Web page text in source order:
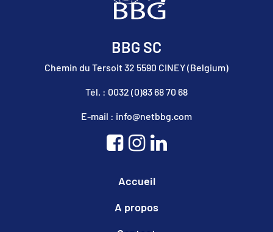
BBG SC
Chemin du Tersoit 32 5590 CINEY (Belgium)
Tél. : 0032 (0)83 68 70 68
E-mail : info@netbbg.com
Accueil
A propos